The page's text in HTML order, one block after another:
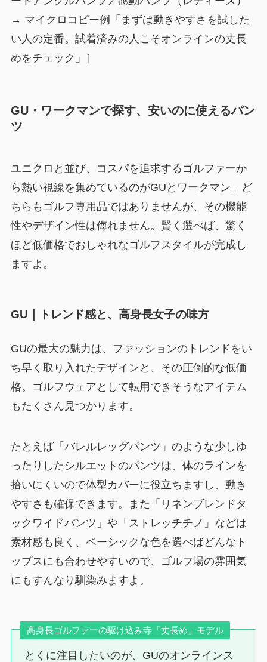
→ マイクロコピー例「まずは動きやすさを試した
い人の定番。試着済みの人こそオンラインの丈長
めをチェック」］
GU・ワークマンで探す、安いのに使えるパン
ツ
ユニクロと並び、コスパを追求するゴルファーか
ら熱い視線を集めているのがGUとワークマン。ど
ちらもゴルフ専用品ではありませんが、その機能
性やデザイン性は侮れません。賢く選べば、驚く
ほど低価格でおしゃれなゴルフスタイルが完成し
ますよ。
GU｜トレンド感と、高身長女子の味方
GUの最大の魅力は、ファッションのトレンドをい
ち早く取り入れたデザインと、その圧倒的な低価
格。ゴルフウェアとして転用できそうなアイテム
もたくさん見つかります。
たとえば「バレルレッグパンツ」のような少しゆ
ったりしたシルエットのパンツは、体のラインを
拾いにくいので体型カバーに役立ちますし、動き
やすさも確保できます。また「リネンブレンドタ
ックワイドパンツ」や「ストレッチチノ」などは
素材感も良く、ベーシックな色を選べばどんなト
ップスにも合わせやすいので、ゴルフ場の雰囲気
にもすんなり馴染みますよ。
高身長ゴルファーの駆け込み寺「丈長め」モデル
とくに注目したいのが、GUのオンラインス